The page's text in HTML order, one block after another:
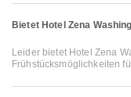
Bietet Hotel Zena
Leider bietet Hotel Zena
Frühstücksmöglichkeiten